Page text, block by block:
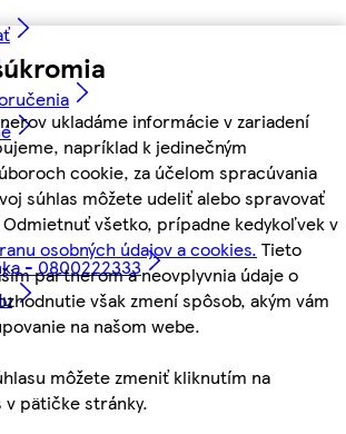
ukladáme informácie v zariadení
napríklad k jedinečným
cookie, za účelom spracúvania
súhlas môžete udeliť alebo spravovať
všetko, prípadne kedykoľvek v
osobných údajov a cookies. Tieto
partnerom a neovplyvnia údaje o
však zmení spôsob, akým vám
na našom webe.
môžete zmeniť kliknutím na
v pätičke stránky.
- 0800222333